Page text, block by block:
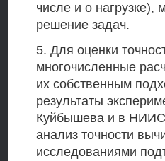
числе и о
решение задач.
5. Для оценки
многочисленные
их собственным
результаты
Куйбышева и в
анализ точности
исследованиями